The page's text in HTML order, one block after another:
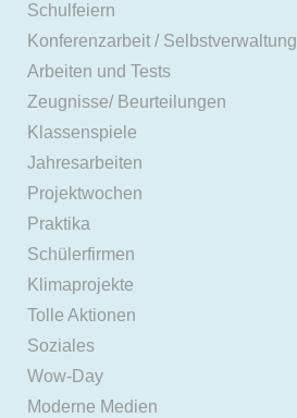
Schulfeiern
Konferenzarbeit / Selbstverwaltung
Arbeiten und Tests
Zeugnisse/ Beurteilungen
Klassenspiele
Jahresarbeiten
Projektwochen
Praktika
Schülerfirmen
Klimaprojekte
Tolle Aktionen
Soziales
Wow-Day
Moderne Medien